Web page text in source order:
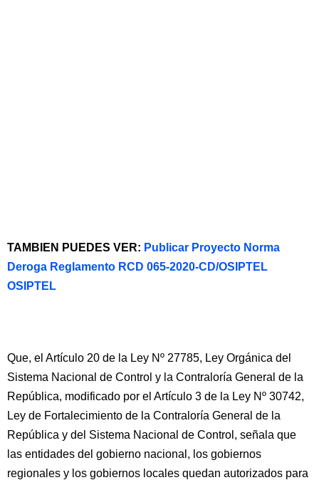
TAMBIEN PUEDES VER: Publicar Proyecto Norma
Deroga Reglamento RCD 065-2020-CD/OSIPTEL
OSIPTEL
Que, el Artículo 20 de la Ley Nº 27785, Ley Orgánica del
Sistema Nacional de Control y la Contraloría General de la
República, modificado por el Artículo 3 de la Ley Nº 30742,
Ley de Fortalecimiento de la Contraloría General de la
República y del Sistema Nacional de Control, señala que
las entidades del gobierno nacional, los gobiernos
regionales y los gobiernos locales quedan autorizados para